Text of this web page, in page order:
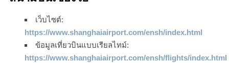
เว็บไซต์:
https://www.shanghaiairport.com/ensh/index.html
ข้อมูลเที่ยวบินแบบเรียลไทม์:
https://www.shanghaiairport.com/ensh/flights/index.html